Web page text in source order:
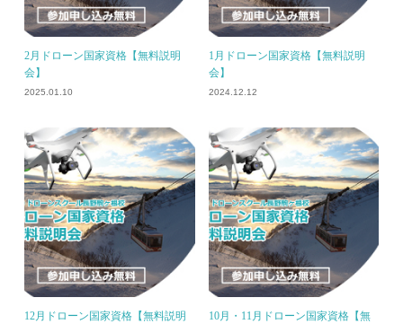
2月ドローン国家資格【無料説明
会】
2025.01.10
1月ドローン国家資格【無料説明
会】
2024.12.12
12月ドローン国家資格【無料説明
10月・11月ドローン国家資格【無